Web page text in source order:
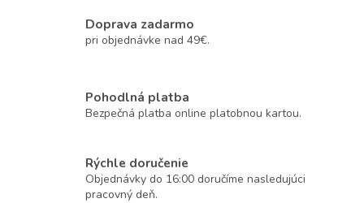
Doprava zadarmo
pri objednávke nad 49€.
Pohodlná platba
Bezpečná platba online platobnou kartou.
Rýchle doručenie
Objednávky do 16:00 doručíme nasledujúci
pracovný deň.